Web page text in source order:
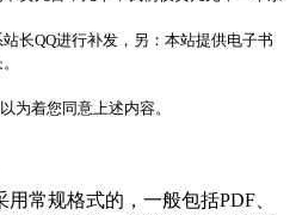
长QQ进行补发，另：本站提供电子书
为着您同意上述内容。
常规格式的，一般包括PDF、